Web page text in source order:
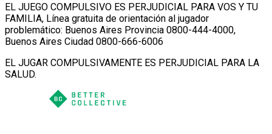
EL JUEGO COMPULSIVO ES PERJUDICIAL PARA VOS Y TU
FAMILIA, Línea gratuita de orientación al jugador
problemático: Buenos Aires Provincia 0800-444-4000,
Buenos Aires Ciudad 0800-666-6006
EL JUGAR COMPULSIVAMENTE ES PERJUDICIAL PARA LA
SALUD.